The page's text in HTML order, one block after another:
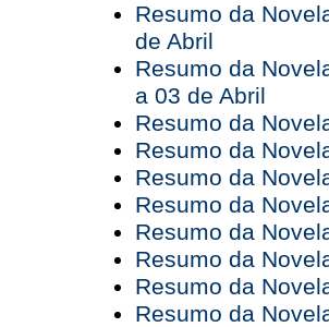
Resumo da
de Abril
Resumo da
a 03 de Abril
Resumo da
Resumo da
Resumo da
Resumo da
Resumo da
Resumo da
Resumo da
Resumo da